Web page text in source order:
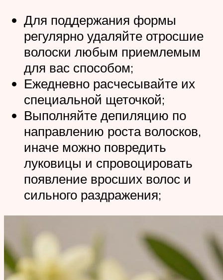
Для поддержания формы
регулярно удаляйте отросшие
волоски любым приемлемым
для вас способом;
Ежедневно расчесывайте их
специальной щеточкой;
Выполняйте депиляцию по
направлению роста волосков,
иначе можно повредить
луковицы и спровоцировать
появление вросших волос и
сильного раздражения;